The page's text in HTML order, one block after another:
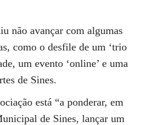
não avançar com algumas
como o desfile de um ‘trio
um evento ‘online’ e uma
de Sines.
está “a ponderar, em
de Sines, lançar um